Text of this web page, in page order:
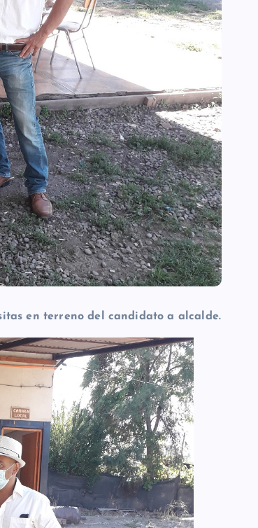
en terreno del candidato a alcalde.